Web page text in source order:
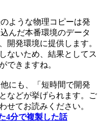
ような物理コピーは発
んだ本番環境のデータ
開発環境に提供します。
ないため、結果としてス
できますね。
にも、「短時間で開発
などが挙げられます。ご
せてお読みください。
4分で複製した話